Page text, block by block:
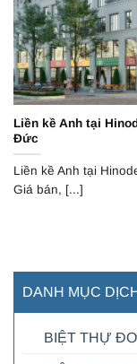
Liền kề Anh tại
Đức
Liền kề Anh tại
Giá bán, [...]
DANH MỤC
BIỆT THỰ